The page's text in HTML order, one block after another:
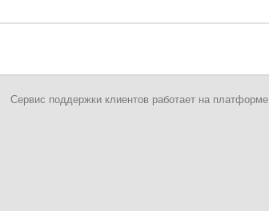
Сервис поддержки клиентов работает на платформе